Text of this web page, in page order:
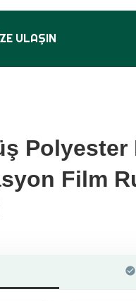
ULAŞIN
Polyester
Film
Polyester
Film